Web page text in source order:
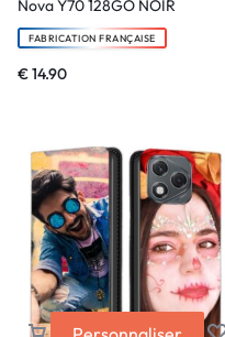
Nova Y70 128GO NOIR
FABRICATION FRANÇAISE
€14.90